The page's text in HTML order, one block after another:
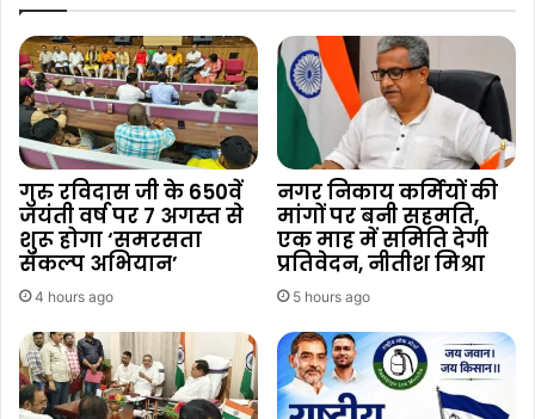
गुरु रविदास जी के 650वें
जयंती वर्ष पर 7 अगस्त से
शुरू होगा ‘समरसता
संकल्प अभियान’
4 hours ago
नगर निकाय कर्मियों की
मांगों पर बनी सहमति,
एक माह में समिति देगी
प्रतिवेदन, नीतीश मिश्रा
5 hours ago